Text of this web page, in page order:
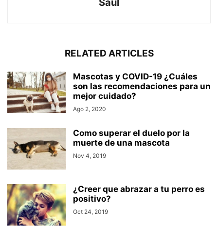
Saul
RELATED ARTICLES
Mascotas y COVID-19 ¿Cuáles
son las recomendaciones para un
mejor cuidado?
Ago 2, 2020
Como superar el duelo por la
muerte de una mascota
Nov 4, 2019
¿Creer que abrazar a tu perro es
positivo?
Oct 24, 2019